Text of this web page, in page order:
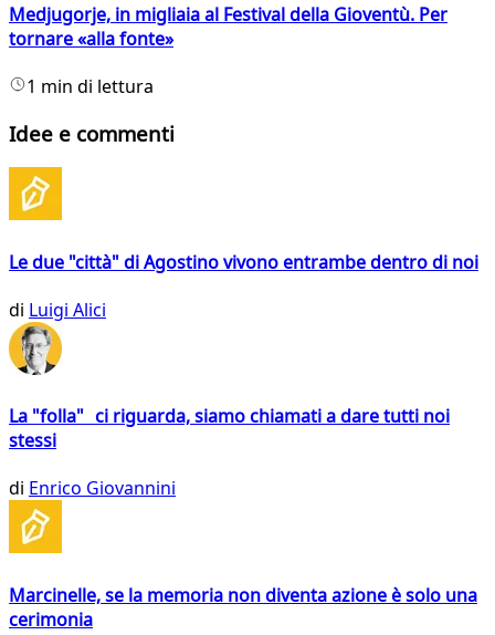
Medjugorje, in migliaia al Festival della Gioventù. Per
tornare «alla fonte»
1 min di lettura
Idee e commenti
Le due "città" di Agostino vivono entrambe dentro di noi
di Luigi Alici
La "folla" ci riguarda, siamo chiamati a dare tutti noi
stessi
di Enrico Giovannini
Marcinelle, se la memoria non diventa azione è solo una
cerimonia